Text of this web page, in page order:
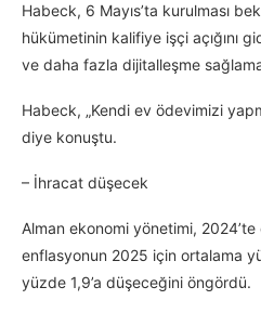
Habeck, 6 Mayıs’ta kurulması
hükümetinin kalifiye işçi açığını
ve daha fazla dijitalleşme
Habeck, „Kendi ev ödevimizi
diye konuştu.
– İhracat düşecek
Alman ekonomi yönetimi,
enflasyonun 2025 için ortalama
yüzde 1,9’a düşeceğini öngördü.